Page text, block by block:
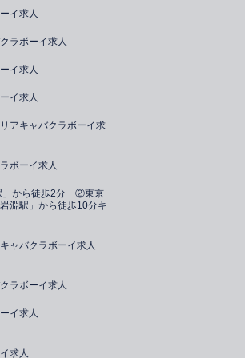
イ求人
ラボーイ求人
イ求人
イ求人
アキャバクラボーイ求
ボーイ求人
」から徒歩2分 ②東京
淵駅」から徒歩10分キ
バクラボーイ求人
ラボーイ求人
イ求人
求人